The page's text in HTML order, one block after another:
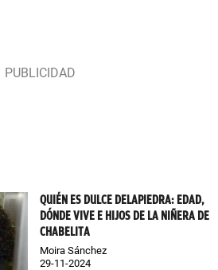
QUIÉN ES DULCE DELAPIEDRA: EDAD,
DÓNDE VIVE E HIJOS DE LA NIÑERA DE
CHABELITA
Moira Sánchez
29-11-2024